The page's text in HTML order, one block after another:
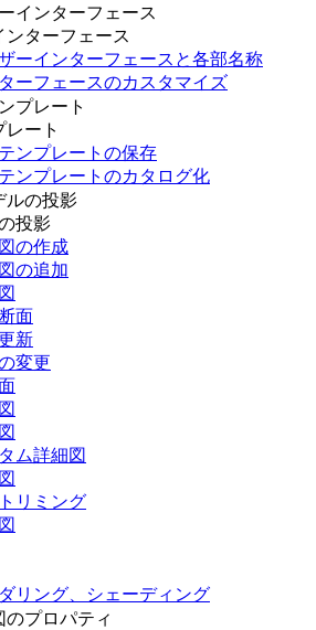
インターフェース
ンターフェース
ーインターフェースと各部名称
ーフェースのカスタマイズ
プレート
レート
ンプレートの保存
ンプレートのカタログ化
ルの投影
投影
の作成
の追加
面
新
変更
ム詳細図
リミング
リング、シェーディング
のプロパティ